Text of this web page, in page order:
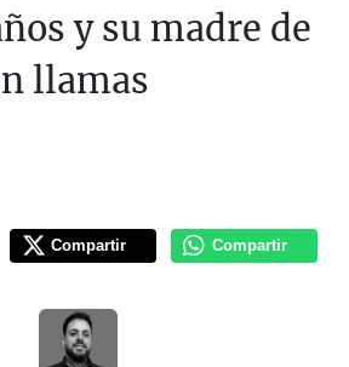
y su madre de
llamas
Compartir Compartir